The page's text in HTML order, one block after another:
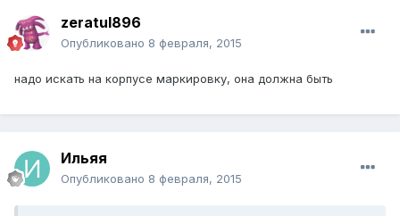
zeratul896
Опубликовано 8 февраля, 2015
надо искать на корпусе маркировку, она должна быть
Ильяя
Опубликовано 8 февраля, 2015